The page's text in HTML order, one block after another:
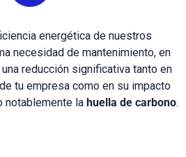
energética de nuestros
necesidad de mantenimiento, en
reducción significativa tanto en
tu empresa como en su impacto
notablemente la huella de carbono.